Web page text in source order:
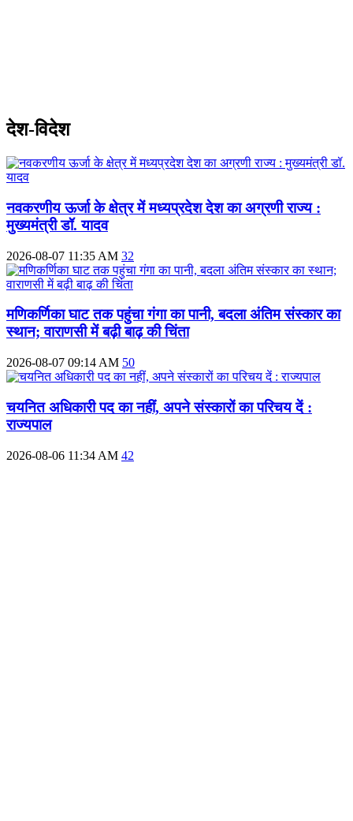
देश-विदेश
नवकरणीय ऊर्जा के क्षेत्र में मध्यप्रदेश देश का अग्रणी राज्य :
मुख्यमंत्री डॉ. यादव
2026-08-07 11:35 AM 32
मणिकर्णिका घाट तक पहुंचा गंगा का पानी, बदला अंतिम संस्कार का
स्थान; वाराणसी में बढ़ी बाढ़ की चिंता
2026-08-07 09:14 AM 50
चयनित अधिकारी पद का नहीं, अपने संस्कारों का परिचय दें :
राज्यपाल
2026-08-06 11:34 AM 42